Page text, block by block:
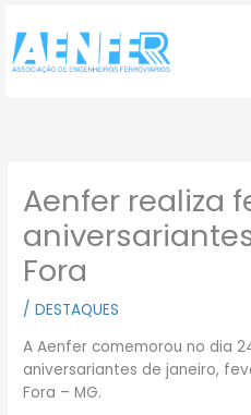
para
conteúdo
Aenfer realiza
Fora
/DESTAQUES
A Aenfer comemorou no dia
aniversariantes de janeiro,
Fora – MG.